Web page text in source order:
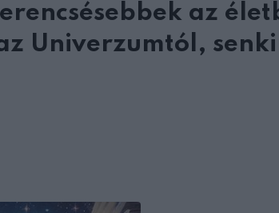
az
Univerzumtól, senki